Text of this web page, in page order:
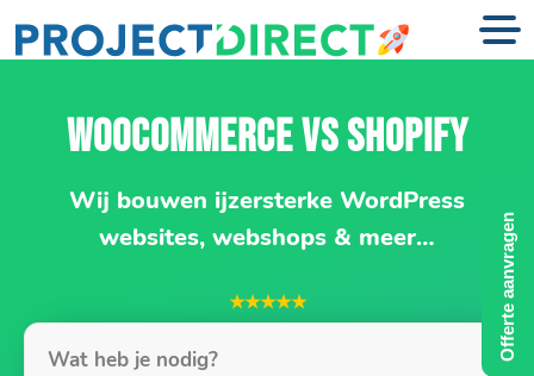
WOOCOMMERCE VS SHOPIFY
Wij bouwen ijzersterke WordPress
websites, webshops & meer…
★★★★★
Wat heb je nodig? Offerte aanvragen